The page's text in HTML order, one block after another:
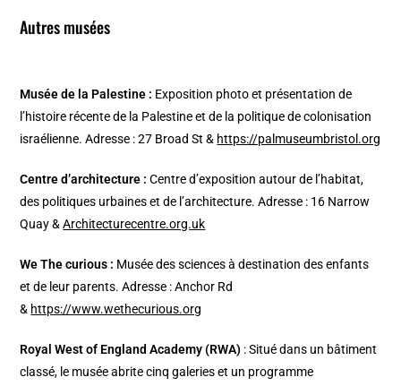
Autres musées
Musée de la Palestine : Exposition photo et présentation de
l’histoire récente de la Palestine et de la politique de colonisation
israélienne. Adresse : 27 Broad St & https://palmuseumbristol.org
Centre d’architecture : Centre d’exposition autour de l’habitat,
des politiques urbaines et de l’architecture. Adresse : 16 Narrow
Quay &Architecturecentre.org.uk
We The curious : Musée des sciences à destination des enfants
et de leur parents. Adresse : Anchor Rd
& https://www.wethecurious.org
Royal West of England Academy (RWA) : Situé dans un bâtiment
classé, le musée abrite cinq galeries et un programme